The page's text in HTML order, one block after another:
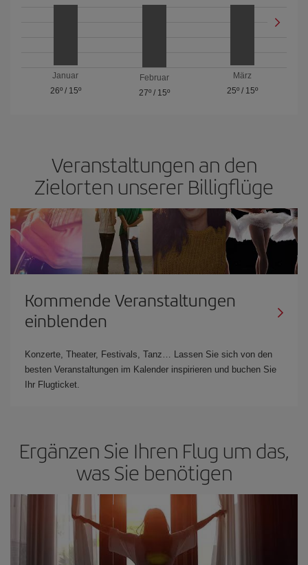
Januar
26º/ 15º
Februar
27º/ 15º
März
25º / 15º
Veranstaltungen an den
Zielorten unserer Billigflüge
Kommende Veranstaltungen
einblenden
Konzerte, Theater, Festivals, Tanz… Lassen Sie sich von den
besten Veranstaltungen im Kalender inspirieren und buchen Sie
Ihr Flugticket.
Ergänzen Sie Ihren Flug um das,
was Sie benötigen